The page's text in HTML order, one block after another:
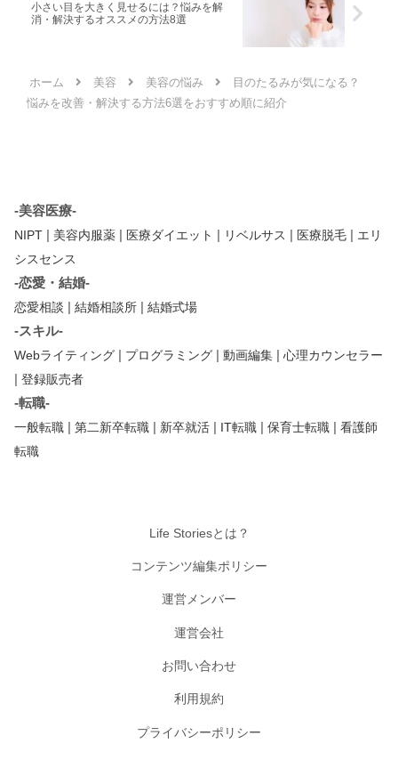
小さい目を大きく見せるには？悩みを解
消・解決するオススメの方法8選
ホーム 美容 美容の悩み
目のたるみが気になる？
悩みを改善・解決する方法6選をおすすめ順に紹介
-美容医療-
NIPT | 美容内服薬 | 医療ダイエット | リベルサス | 医療脱毛 | エリ
シスセンス
-恋愛・結婚-
恋愛相談 | 結婚相談所 | 結婚式場
-スキル-
Webライティング | プログラミング | 動画編集 | 心理カウンセラー
| 登録販売者
-転職-
一般転職 | 第二新卒転職 | 新卒就活 | IT転職 | 保育士転職 | 看護師
転職
Life Storiesとは？
コンテンツ編集ポリシー
運営メンバー
運営会社
お問い合わせ
利用規約
プライバシーポリシー